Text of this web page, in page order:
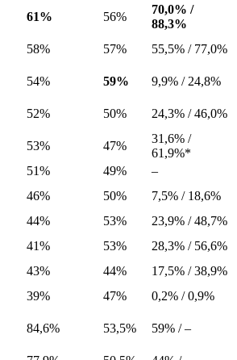
61% 56%
70,0% /
88,3%
58% 57%
55,5% / 77,0%
54% 59%
9,9% / 24,8%
52% 50%
24,3% / 46,0%
53% 47%
31,6% /
61,9%*
51% 49%
–
46% 50%
7,5% / 18,6%
44% 53%
23,9% / 48,7%
41% 53%
28,3% / 56,6%
43% 44%
17,5% / 38,9%
39% 47%
0,2% / 0,9%
84,6% 53,5%
59% / –